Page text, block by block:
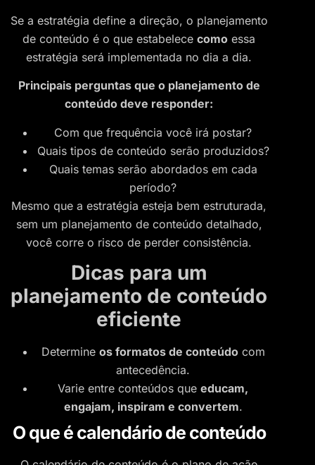
Se a estratégia define a direção, o planejamento
de conteúdo é o que estabelece como essa
estratégia será implementada no dia a dia.
Principais perguntas que o planejamento de
conteúdo deve responder:
Com que frequência você irá postar?
Quais tipos de conteúdo serão produzidos?
Quais temas serão abordados em cada
período?
Mesmo que a estratégia esteja bem estruturada,
sem um planejamento de conteúdo detalhado,
você corre o risco de perder consistência.
Dicas para um
planejamento de conteúdo
eficiente
Determine os formatos de conteúdocom
antecedência.
Varie entre conteúdos que educam,
engajam, inspiram e convertem.
O que é calendário de conteúdo